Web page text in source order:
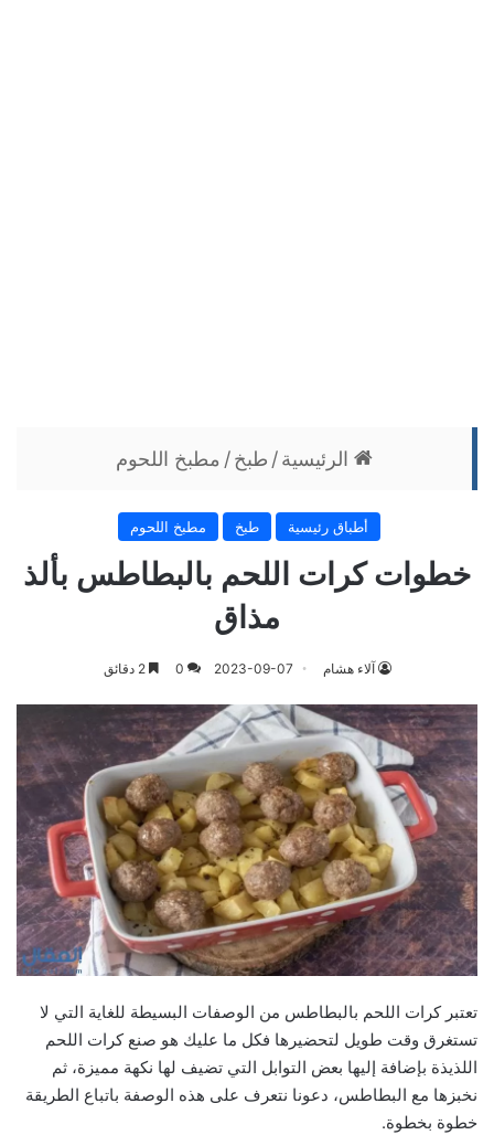
الرئيسية/ طبخ/ مطبخ اللحوم
أطباق رئيسية طبخ مطبخ اللحوم
خطوات كرات اللحم بالبطاطس بألذ
مذاق
آلاء هشام 2023-09-07
0 2 دقائق
تعتبر كرات اللحم بالبطاطس من الوصفات البسيطة للغاية التي لا
تستغرق وقت طويل لتحضيرها فكل ما عليك هو صنع كرات اللحم
اللذيذة بإضافة إليها بعض التوابل التي تضيف لها نكهة مميزة، ثم
نخبزها مع البطاطس، دعونا نتعرف على هذه الوصفة باتباع الطريقة
خطوة بخطوة.